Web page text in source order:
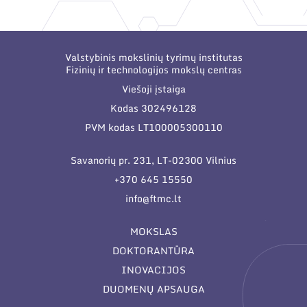
organizacijose bei asociacijose
Valstybinis mokslinių tyrimų institutas
Fizinių ir technologijos mokslų centras
Viešoji įstaiga
Kodas 302496128
PVM kodas LT100005300110
Savanorių pr. 231, LT-02300 Vilnius
+370 645 15550
info@ftmc.lt
MOKSLAS
DOKTORANTŪRA
INOVACIJOS
DUOMENŲ APSAUGA